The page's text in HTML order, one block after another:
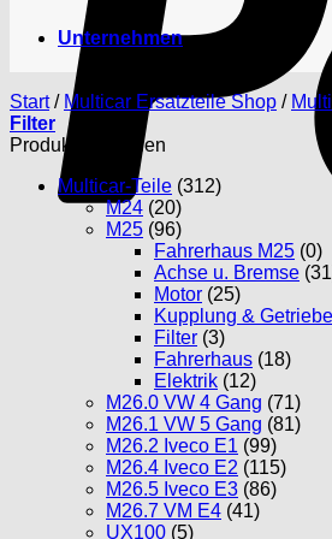
Unternehmen
Start / Multicar Ersatzteile Shop /
Filter
Produktkategorien
Multicar-Teile (312)
M24 (20)
M25 (96)
Fahrerhaus M25 (0)
Achse u. Bremse
Motor (25)
Kupplung & Getriebe
Filter (3)
Fahrerhaus (18)
Elektrik (12)
M26.0 VW 4 Gang (71)
M26.1 VW 5 Gang (81)
M26.2 Iveco E1 (99)
M26.4 Iveco E2 (115)
M26.5 Iveco E3 (86)
M26.7 VM E4 (41)
UX100 (5)